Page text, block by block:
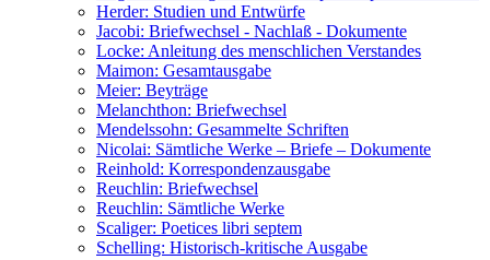
Herder: Studien und Entwürfe
Jacobi: Briefwechsel - Nachlaß - Dokumente
Locke: Anleitung des menschlichen Verstandes
Maimon: Gesamtausgabe
Meier: Beyträge
Melanchthon: Briefwechsel
Mendelssohn: Gesammelte Schriften
Nicolai: Sämtliche Werke – Briefe – Dokumente
Reinhold: Korrespondenzausgabe
Reuchlin: Briefwechsel
Reuchlin: Sämtliche Werke
Scaliger: Poetices libri septem
Schelling: Historisch-kritische Ausgabe